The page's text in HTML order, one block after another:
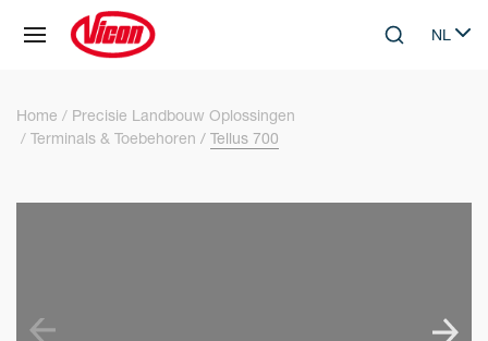
Skip to main contentSearchNL
Select
Home
Precisie Landbouw Oplossingen
Terminals & Toebehoren
Tellus 700
Cookies beheer paneel